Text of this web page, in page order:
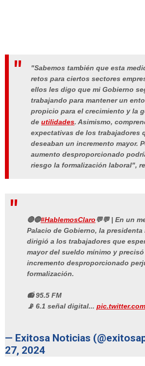
"Sabemos también que esta
retos para ciertos sectores
ellos les digo que mi Gobierno
trabajando para mantener un
propicio para el crecimiento y la
de utilidades. Asimismo,
expectativas de los trabajadores
deseaban un incremento mayor.
aumento desproporcionado
riesgo la formalización laboral",
🔴🔵#HablemosClaro💬💬 | En un
Palacio de Gobierno, la presidenta
dirigió a los trabajadores que
mayor del sueldo mínimo y
incremento desproporcionado
formalización.
📻 95.5 FM
📡 6.1 señal digital...
— Exitosa Noticias
27, 2024